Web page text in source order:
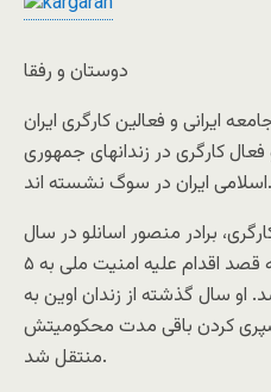
دوستان و رفقا
ایرانی و فعالین کارگری ایران
کارگری در زندانهای جمهوری
اسلامی ایران در سوگ نشسته اند.
فعال کارگری، برادر منصور اسانلو در سال
۱۳۸۸ به اتهام تبانی و اجتماع به قصد اقدام علیه امنیت ملی به ۵
سال گذشته از زندان اوین به
کردن باقی مدت محکومیتش
منتقل شد.